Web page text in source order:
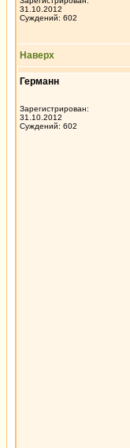
31.10.2012
Суждений: 602
Наверх
Германн
Зарегистрирован:
31.10.2012
Суждений: 602